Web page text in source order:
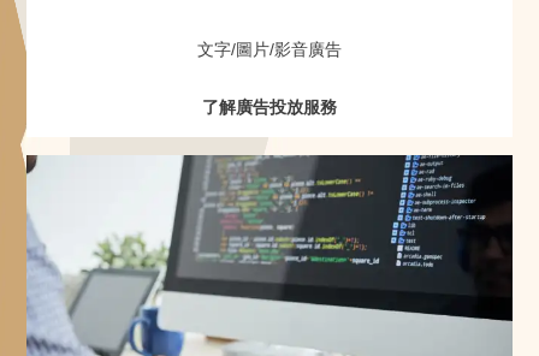
文字/圖片/影音廣告
了解廣告投放服務